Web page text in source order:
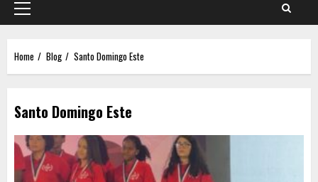
Home Blog Santo Domingo Este
Santo Domingo Este